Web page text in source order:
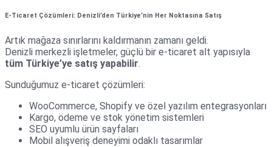
E-Ticaret Çözümleri: Denizli’den Türkiye’nin Her Noktasına Satış
Artık mağaza sınırlarını kaldırmanın zamanı geldi.
Denizli merkezli işletmeler, güçlü bir e-ticaret alt yapısıyla
tüm Türkiye’ye satış yapabilir.
Sunduğumuz e-ticaret çözümleri:
WooCommerce, Shopify ve özel yazılım entegrasyonları
Kargo, ödeme ve stok yönetim sistemleri
SEO uyumlu ürün sayfaları
Mobil alışveriş deneyimi odaklı tasarımlar